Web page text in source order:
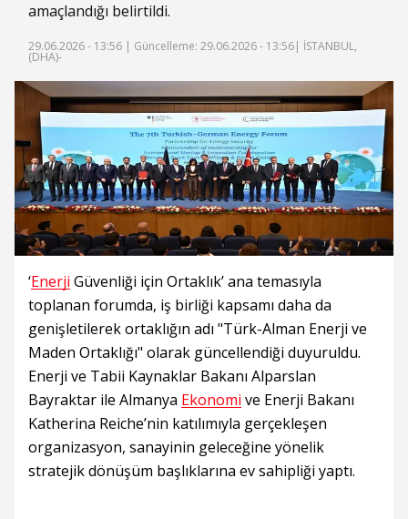
amaçlandığı belirtildi.
29.06.2026 - 13:56 | Güncelleme: 29.06.2026 - 13:56| İSTANBUL,
(DHA)-
‘Enerji Güvenliği için Ortaklık’ ana temasıyla
toplanan forumda, iş birliği kapsamı daha da
genişletilerek ortaklığın adı "Türk-Alman Enerji ve
Maden Ortaklığı" olarak güncellendiği duyuruldu.
Enerji ve Tabii Kaynaklar Bakanı Alparslan
Bayraktar ile Almanya Ekonomi ve Enerji Bakanı
Katherina Reiche’nin katılımıyla gerçekleşen
organizasyon, sanayinin geleceğine yönelik
stratejik dönüşüm başlıklarına ev sahipliği yaptı.